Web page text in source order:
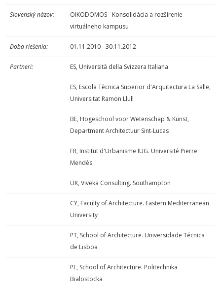
Slovenský názov:
OIKODOMOS - Konsolidácia a rozšírenie
virtuálneho kampusu
Doba riešenia: 01.11.2010 - 30.11.2012
Partneri: ES, Università della Svizzera Italiana
ES, Escola Tècnica Superior d'Arquitectura La Salle,
Universitat Ramon Llull
BE, Hogeschool voor Wetenschap & Kunst,
Department Architectuur Sint-Lucas
FR, Institut d'Urbanisme IUG. Université Pierre
Mendès
UK, Viveka Consulting. Southampton
CY, Faculty of Architecture. Eastern Mediterranean
University
PT, School of Architecture. Universidade Técnica
de Lisboa
PL, School of Architecture. Politechnika
Bialostocka